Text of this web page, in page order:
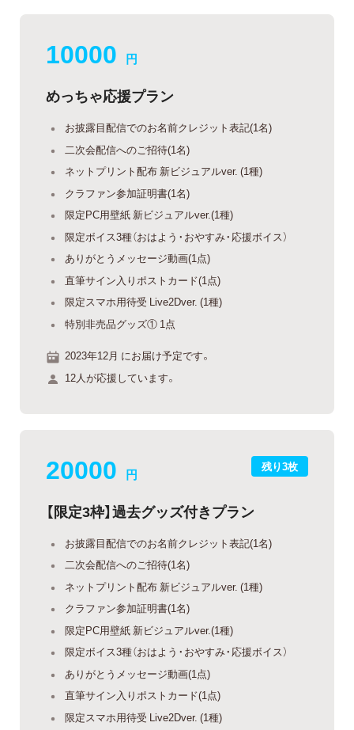
10000 円
めっちゃ応援プラン
お披露目配信でのお名前クレジット表記(1名)
二次会配信へのご招待(1名)
ネットプリント配布 新ビジュアルver. (1種)
クラファン参加証明書(1名)
限定PC用壁紙 新ビジュアルver.(1種)
限定ボイス3種（おはよう・おやすみ・応援ボイス）
ありがとうメッセージ動画(1点)
直筆サイン入りポストカード(1点)
限定スマホ用待受 Live2Dver. (1種)
特別非売品グッズ① 1点
2023年12月 にお届け予定です。
12人が応援しています。
残り3枚
20000 円
【限定3枠】過去グッズ付きプラン
お披露目配信でのお名前クレジット表記(1名)
二次会配信へのご招待(1名)
ネットプリント配布 新ビジュアルver. (1種)
クラファン参加証明書(1名)
限定PC用壁紙 新ビジュアルver.(1種)
限定ボイス3種（おはよう・おやすみ・応援ボイス）
ありがとうメッセージ動画(1点)
直筆サイン入りポストカード(1点)
限定スマホ用待受 Live2Dver. (1種)